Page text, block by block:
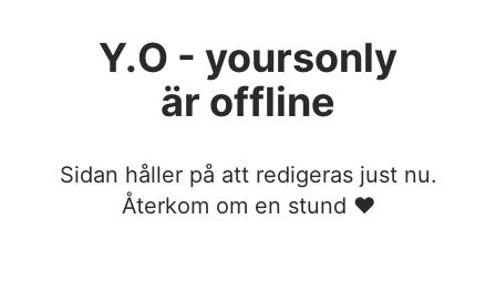
Y.O - yoursonly
är offline
Sidan håller på att redigeras just nu.
Återkom om en stund ❤︎